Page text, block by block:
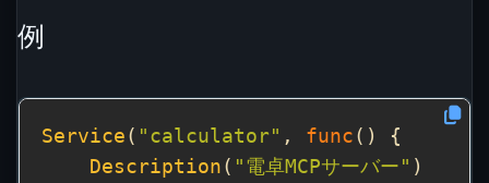
例
Service ( "calculator" , func
Description ( "電卓MCPサーバー"